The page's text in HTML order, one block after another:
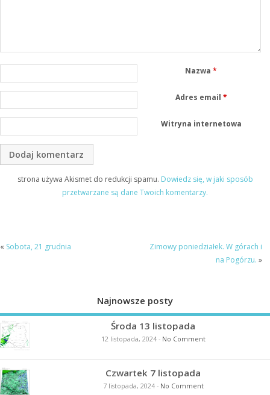
Nazwa*
Adres email *
Witryna internetowa
strona używa Akismet do redukcji spamu. Dowiedz się, w jaki sposób
przetwarzane są dane Twoich komentarzy.
« Sobota, 21 grudnia
Zimowy poniedziałek. W górach i
na Pogórzu. »
Najnowsze posty
Środa 13 listopada
12 listopada, 2024- No Comment
Czwartek 7 listopada
7 listopada, 2024- No Comment